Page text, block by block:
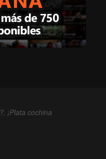
¡Plata cochina